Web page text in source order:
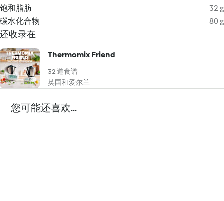
饱和脂肪
32 g
碳水化合物
80 g
还收录在
Thermomix Friend
32 道食谱
英国和爱尔兰
您可能还喜欢...